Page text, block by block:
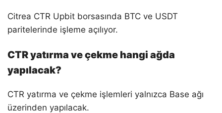
Citrea CTR Upbit borsasında BTC ve USDT
paritelerinde işleme açılıyor.
CTR yatırma ve çekme hangi ağda
yapılacak?
CTR yatırma ve çekme işlemleri yalnızca Base ağı
üzerinden yapılacak.